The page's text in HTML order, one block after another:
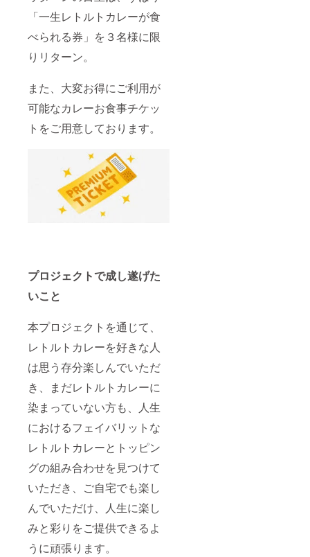
「一生レトルトカレーが食
べられる券」を３名様に限
りリターン。
また、大変お得にご利用が
可能なカレーお食事チケッ
トをご用意しております。
プロジェクトで成し遂げた
いこと
本プロジェクトを通じて、
レトルトカレーを好きな人
は思う存分楽しんでいただ
き、まだレトルトカレーに
染まっていない方も、人生
におけるフェイバリットな
レトルトカレーとトッピン
グの組み合わせを見つけて
いただき、ご自宅でも楽し
んでいただけ、人生に楽し
みと彩りをご提供できるよ
うに頑張ります。